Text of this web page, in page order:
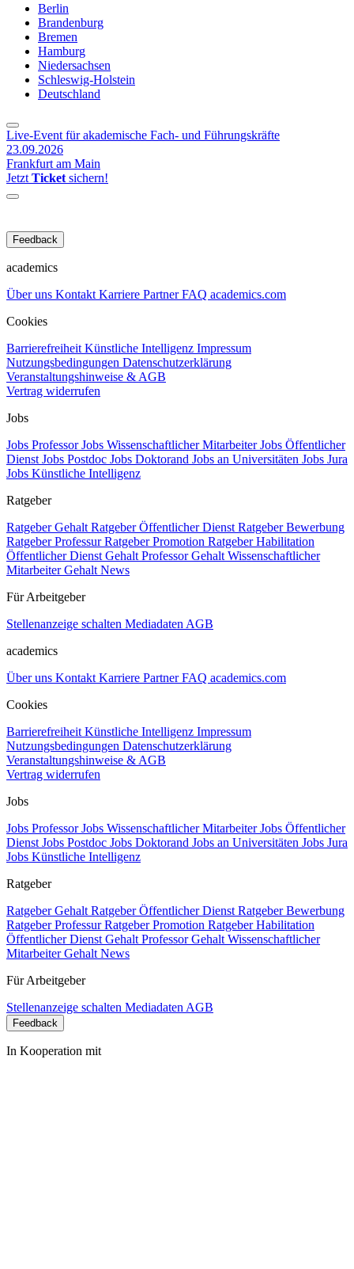
Berlin
Brandenburg
Bremen
Hamburg
Niedersachsen
Schleswig-Holstein
Deutschland
Live-Event für akademische Fach- und Führungskräfte
23.09.2026
Frankfurt am Main
Jetzt Ticket sichern!
Feedback
academics
Über uns Kontakt Karriere PartnerFAQ academics.com
Cookies
Barrierefreiheit Künstliche Intelligenz Impressum
Nutzungsbedingungen Datenschutzerklärung
Veranstaltungshinweise & AGB
Vertrag widerrufen
Jobs
Jobs ProfessorJobs Wissenschaftlicher MitarbeiterJobs Öffentlicher
Dienst Jobs Postdoc Jobs Doktorand Jobs an Universitäten Jobs Jura
Jobs Künstliche Intelligenz
Ratgeber
Ratgeber Gehalt Ratgeber Öffentlicher Dienst Ratgeber Bewerbung
Ratgeber ProfessurRatgeber Promotion Ratgeber Habilitation
Öffentlicher Dienst Gehalt Professor Gehalt Wissenschaftlicher
Mitarbeiter Gehalt News
Für Arbeitgeber
Stellenanzeige schalten Mediadaten AGB
academics
Über uns Kontakt Karriere PartnerFAQ academics.com
Cookies
Barrierefreiheit Künstliche Intelligenz Impressum
Nutzungsbedingungen Datenschutzerklärung
Veranstaltungshinweise & AGB
Vertrag widerrufen
Jobs
Jobs ProfessorJobs Wissenschaftlicher MitarbeiterJobs Öffentlicher
Dienst Jobs Postdoc Jobs Doktorand Jobs an Universitäten Jobs Jura
Jobs Künstliche Intelligenz
Ratgeber
Ratgeber Gehalt Ratgeber Öffentlicher Dienst Ratgeber Bewerbung
Ratgeber ProfessurRatgeber Promotion Ratgeber Habilitation
Öffentlicher Dienst Gehalt Professor Gehalt Wissenschaftlicher
Mitarbeiter Gehalt News
Für Arbeitgeber
Stellenanzeige schalten Mediadaten AGB
Feedback
In Kooperation mit